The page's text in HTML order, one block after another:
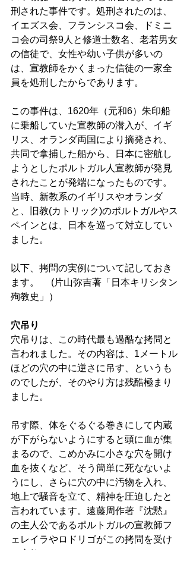
刑された事件です。処刑されたのは、
イエズス会、フランシスコ会、ドミニ
コ会の司祭9人と修道士数名、老若男女
の信徒で、女性や幼い子供が多いの
は、宣教師をかくまった信徒の一家全
員を処刑したからであります。
この事件は、1620年（元和6）朱印船
に乗船していた宣教師の潜入が、イギ
リス、オランダ両国により摘発され、
共同で拿捕した船から、日本に密航し
ようとしたポルトガル人宣教師が発見
されたことが発端になったものです。
当時、新教系のイギリスやオランダ
と、旧教(カトリック)のポルトガルやス
ペインとは、日本を巡って対立してい
ました。
以下、拷問の実例について記しておき
ます。
(片山弥吉著「日本キリシタン
殉教史」）
穴吊り
穴吊りは、この時代最も過酷な拷問と
言われました。その内容は、1メートル
ほどの穴の中に逆さに吊す、というも
のでしたが、そのやり方は残酷極まり
ました。
吊す際、体をぐるぐる巻きにして内蔵
が下がらないようにすると頭に血が集
まるので、こめかみに小さな穴を開け
血を抜くなど、そう簡単に死なないよ
うにし、さらに穴の中に汚物を入れ、
地上で騒音を立て、精神を圧迫したと
言われています。遠藤周作著『沈黙』
の主人公であるポルトガルの宣教師フ
ェレイラやロドリゴがこの拷問を受け